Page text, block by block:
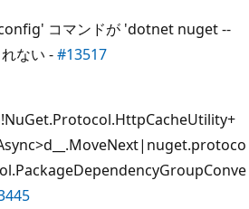
コマンドが 'dotnet nuget --
ない -#13517